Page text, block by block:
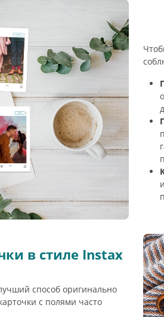
в стиле Instax
способ оригинально
с полями часто